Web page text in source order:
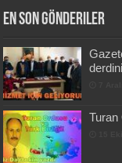
En Son Gönderiler
Turan